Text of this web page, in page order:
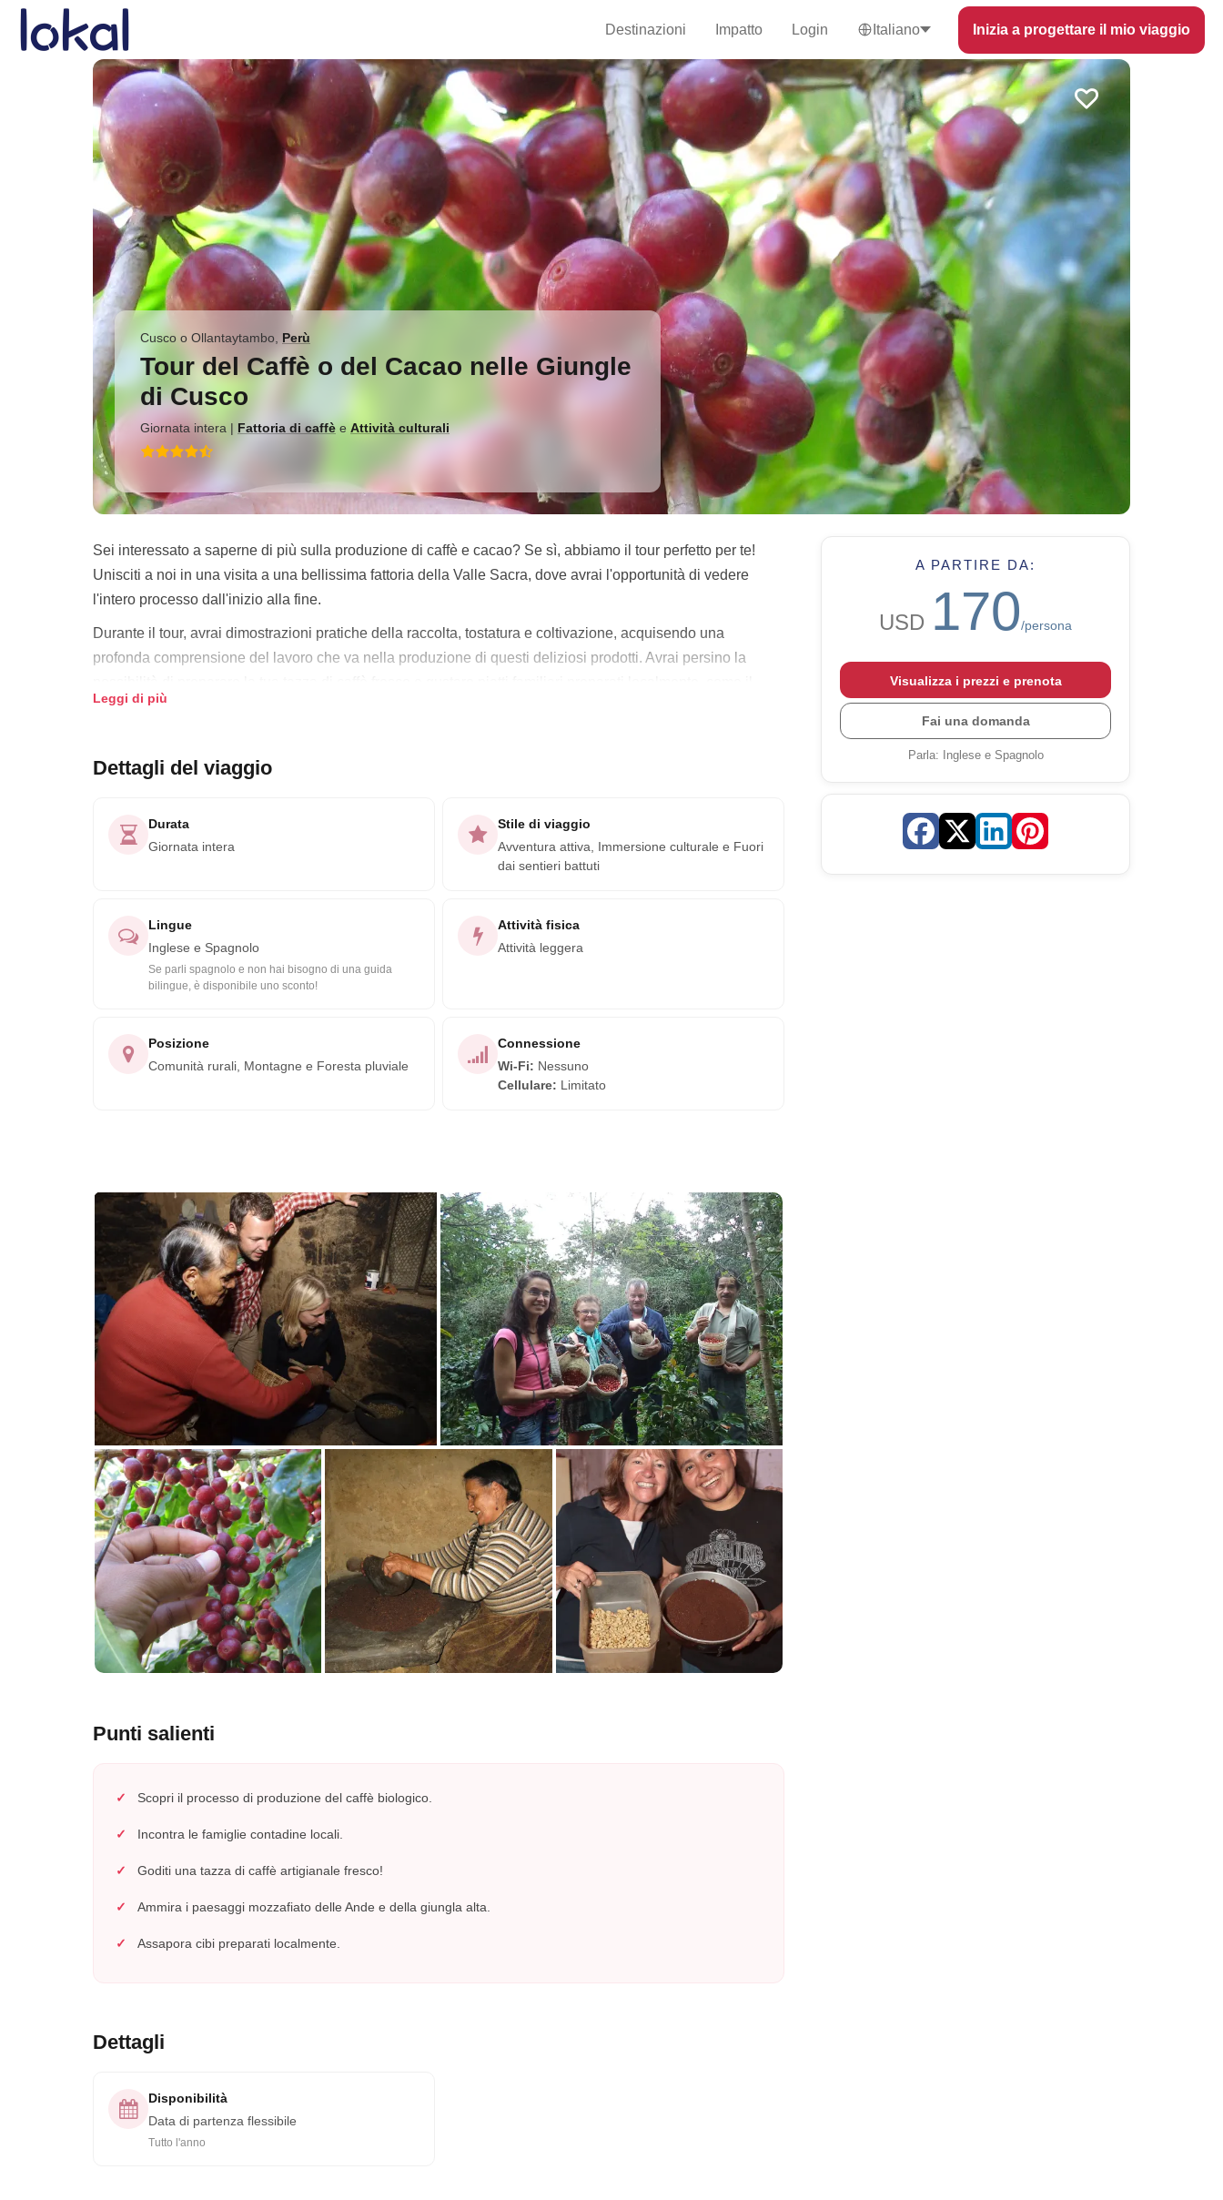
Skip to main content
Destinazioni
Impatto Login Italiano Inizia a progettare il mio viaggio
Cusco o Ollantaytambo Perù
Tour del Caffè o del Cacao nelle Giungle
di Cusco
Giornata intera | Fattoria di caffè e Attività culturali
Sei interessato a saperne di più sulla produzione di caffè e cacao? Se sì, abbiamo il tour perfetto per te!
Unisciti a noi in una visita a una bellissima fattoria della Valle Sacra, dove avrai l'opportunità di vedere
l'intero processo dall'inizio alla fine.
Durante il tour, avrai dimostrazioni pratiche della raccolta, tostatura e coltivazione, acquisendo una
profonda comprensione del lavoro che va nella produzione di questi deliziosi prodotti. Avrai persino la
porcellino d'India.
notteocontinuare verso Machu Picchu
Leggi di più
Dettagli del viaggio
Durata
Giornata intera
Stile di viaggio
Avventura attiva, Immersione culturale e Fuori
dai sentieri battuti
Lingue
Inglese e Spagnolo
Se parli spagnolo e non hai bisogno di una guida
bilingue, è disponibile uno sconto!
Attività fisica
Attività leggera
Posizione
Comunità rurali, Montagne e Foresta pluviale
Connessione
Wi-Fi: Nessuno
Cellulare: Limitato
Punti salienti
Scopri il processo di produzione del caffè biologico.
Incontra le famiglie contadine locali.
Goditi una tazza di caffè artigianale fresco!
Ammira i paesaggi mozzafiato delle Ande e della giungla alta.
Assapora cibi preparati localmente.
Dettagli
Disponibilità
Data di partenza flessibile
Tutto l'anno
A PARTIRE DA:
USD 170/persona
Visualizza i prezzi e prenota
Fai una domanda
Parla: Inglese e Spagnolo